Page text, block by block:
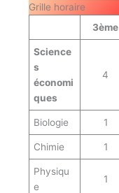
Grille horaire
3ème
Science
s
économi
ques
4
Biologie 1
Chimie 1
Physiqu
e
1